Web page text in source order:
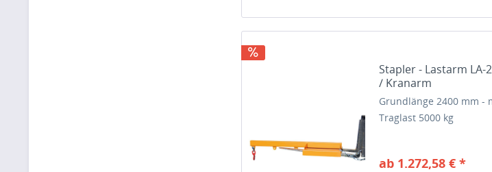
Stapler - Lastarm LA-
/ Kranarm
Grundlänge 2400 mm -
Traglast 5000 kg
ab 1.272,58 € *